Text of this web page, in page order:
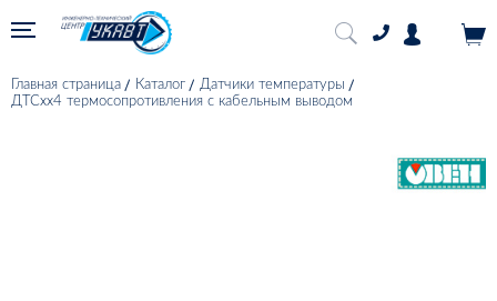
Главная страница Каталог
Датчики температуры
ДТСхх4 термосопротивления с кабельным выводом